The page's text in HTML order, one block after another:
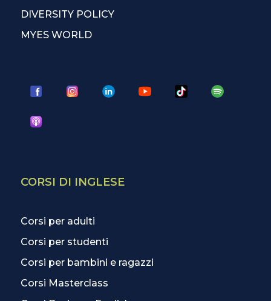
DIVERSITY POLICY
MYES WORLD
CORSI DI INGLESE
Corsi per adulti
Corsi per studenti
Corsi per bambini e ragazzi
Corsi Masterclass